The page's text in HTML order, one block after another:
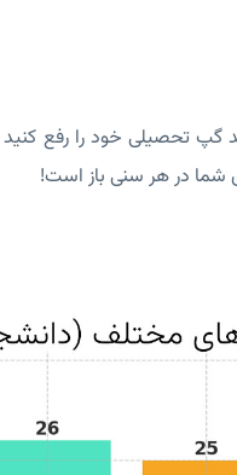
گپ تحصیلی خود را رفع
شما در هر سنی باز است!